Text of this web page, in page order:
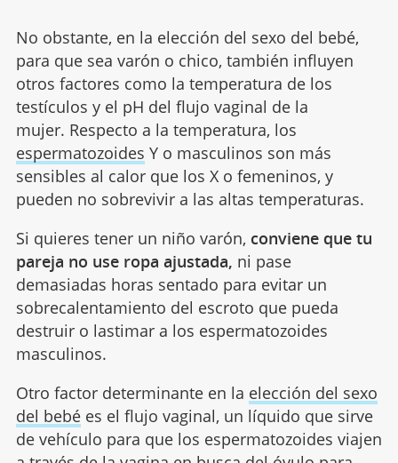
No obstante, en la elección del sexo del bebé,
para que sea varón o chico, también influyen
otros factores como la temperatura de los
testículos y el pH del flujo vaginal de la
mujer. Respecto a la temperatura, los
espermatozoides Y o masculinos son más
sensibles al calor que los X o femeninos, y
pueden no sobrevivir a las altas temperaturas.
Si quieres tener un niño varón, conviene que tu
pareja no use ropa ajustada, ni pase
demasiadas horas sentado para evitar un
sobrecalentamiento del escroto que pueda
destruir o lastimar a los espermatozoides
masculinos.
Otro factor determinante en la elección del sexo
del bebées el flujo vaginal, un líquido que sirve
de vehículo para que los espermatozoides viajen